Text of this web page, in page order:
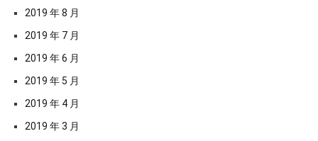
2019 年 8 月
2019 年 7 月
2019 年 6 月
2019 年 5 月
2019 年 4 月
2019 年 3 月